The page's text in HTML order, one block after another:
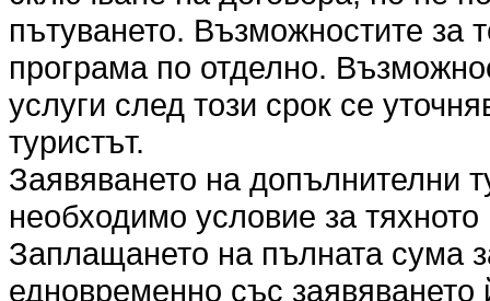
пътуването. Възможностите за
програма по отделно.
услуги след този срок се
туристът.
Заявяването на допълнителни
необходимо условие за
Заплащането на пълната сума
едновременно със заявяването